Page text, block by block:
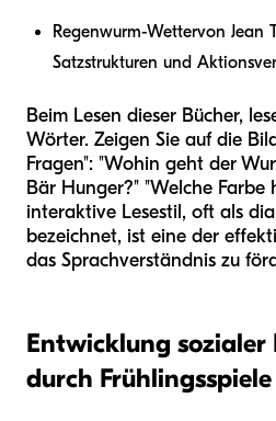
Regenwurm-Wettervon Jean
Satzstrukturen und
Beim Lesen dieser Bücher,
Wörter. Zeigen Sie auf die
Fragen": "Wohin geht der
Bär Hunger?" "Welche Farbe
interaktive Lesestil, oft als
bezeichnet, ist eine der
das Sprachverständnis zu
Entwicklung sozialer
durch Frühlingsspiele